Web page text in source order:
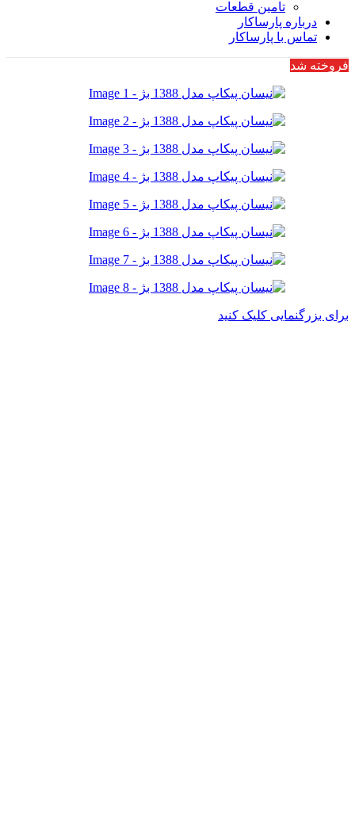
تامین قطعات
درباره پارساکار
تماس با پارساکار
فروخته شد
برای بزرگنمایی کلیک کنید